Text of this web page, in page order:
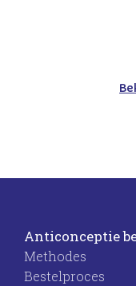
Anticonceptie
Methodes
Bestelproces